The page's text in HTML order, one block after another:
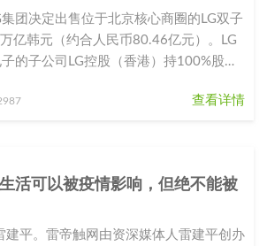
团决定出售位于北京核心商圈的LG双子
亿韩元（约合人民币80.46亿元）。LG
的子公司LG控股（香港）持100%股
查看详情
活可以被疫情影响，但绝不能被
建平。雷帝触网由资深媒体人雷建平创办